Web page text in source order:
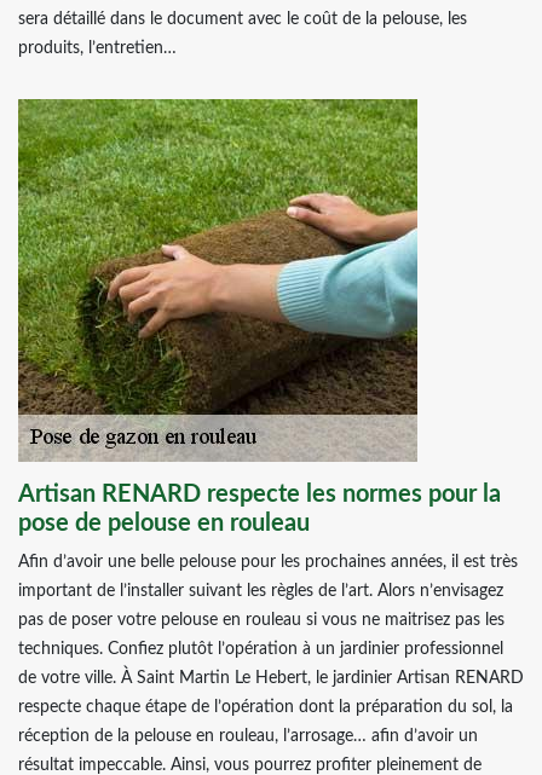
sera détaillé dans le document avec le coût de la pelouse, les
produits, l’entretien…
Artisan RENARD respecte les normes pour la
pose de pelouse en rouleau
Afin d’avoir une belle pelouse pour les prochaines années, il est très
important de l’installer suivant les règles de l’art. Alors n’envisagez
pas de poser votre pelouse en rouleau si vous ne maitrisez pas les
techniques. Confiez plutôt l’opération à un jardinier professionnel
de votre ville. À Saint Martin Le Hebert, le jardinier Artisan RENARD
respecte chaque étape de l’opération dont la préparation du sol, la
réception de la pelouse en rouleau, l’arrosage… afin d’avoir un
résultat impeccable. Ainsi, vous pourrez profiter pleinement de